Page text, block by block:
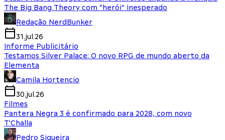
The Big Bang Theory com “herói” inesperado
Redação NerdBunker
31.jul.26
Informe Publicitário
Testamos Silver Palace: O novo RPG de mundo aberto da
Elementa
Camila Hortencio
30.jul.26
Filmes
Pantera Negra 3 é confirmado para 2028, com novo
T'Challa
Pedro Siqueira